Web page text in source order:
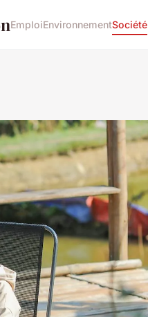
EmploiEnvironnementSociété